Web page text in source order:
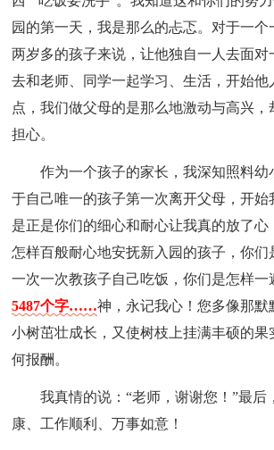
园的第一天，我是那么的忐忑。对于一个
两岁多的孩子来说，让他独自一人去面对
去和老师、同学一起学习、生活，开始他
点，我们做父母的是那么地激动与高兴，
担心。
作为一个孩子的家长，我深知照料幼
于自己唯一的孩子第一次离开父母，开始
是正是你们的细心和耐心让我真的放了心
怎样百般耐心地安抚新入园的孩子，你们
一次一次教孩子自己吃饭，你们是怎样一
5487个字……神，永记我心！您多像那默
小树茁壮成长，又使树枝上挂满丰硕的果
何报酬。
我真情的说：“老师，谢谢您！”最后
康、工作顺利、万事如意！